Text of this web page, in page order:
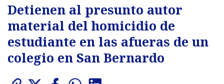
Detienen al presunto autor
material del homicidio de
estudiante en las afueras de un
colegio en San Bernardo